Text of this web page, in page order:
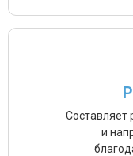
Составляет
и